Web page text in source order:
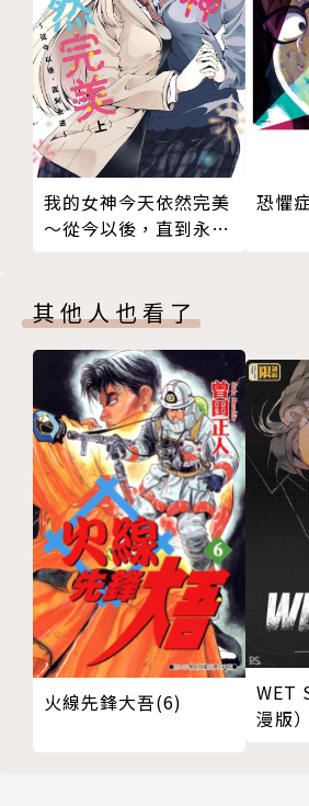
我的女神今天依然完美
～從今以後，直到永遠
恐懼
其他人也看了
火線先鋒大吾(6)
WET
漫版）